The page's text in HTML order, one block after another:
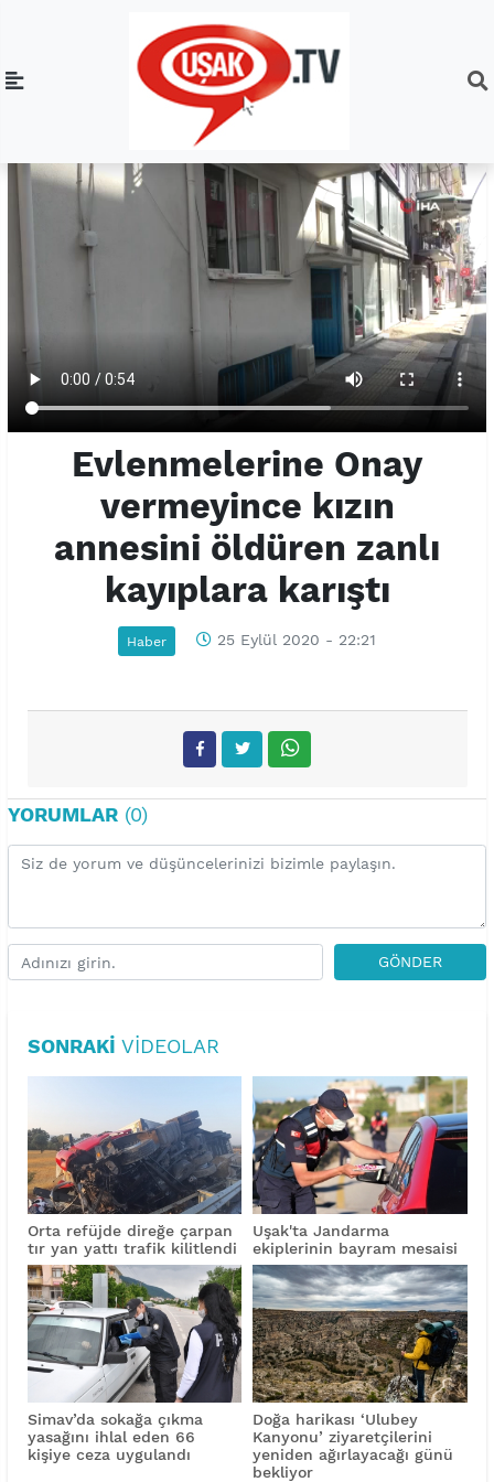
Evlenmelerine Onay
vermeyince kızın
annesini öldüren zanlı
kayıplara karıştı
Haber 25 Eylül 2020 - 22:21
YORUMLAR (0)
GÖNDER
SONRAKI VIDEOLAR
Orta refüjde direğe çarpan
tır yan yattı trafik kilitlendi
Uşak'ta Jandarma
ekiplerinin bayram mesaisi
Simav’da sokağa çıkma
yasağını ihlal eden 66
kişiye ceza uygulandı
Doğa harikası ‘Ulubey
Kanyonu’ ziyaretçilerini
yeniden ağırlayacağı günü
bekliyor